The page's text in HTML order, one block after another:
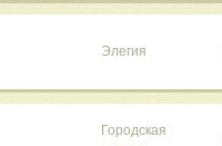
Элегия
Городская